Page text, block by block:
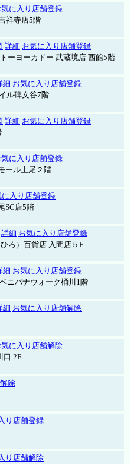
気に入り店舗登録
祥寺店5階
詳細 お気に入り店舗登録
ーヨーカドー 武蔵境店 西館5階
細 お気に入り店舗登録
ル碑文谷7階
詳細 お気に入り店舗登録
気に入り店舗登録
ール上尾２階
に入り店舗登録
SC店5階
詳細 お気に入り店舗登録
ろ）百貨店 入間店５F
細 お気に入り店舗登録
ニバナウォーク桶川1階
細 お気に入り店舗解除
気に入り店舗解除
口 2F
除
り店舗登録
り店舗解除